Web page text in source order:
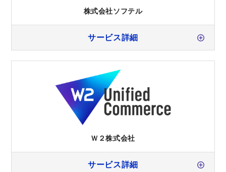
株式会社ソフテル
サービス詳細
Ｗ２株式会社
サービス詳細